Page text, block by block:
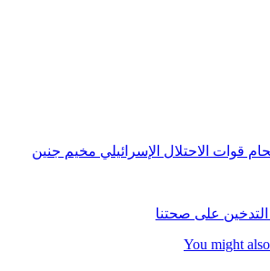
قوات الاحتلال الإسرائيلي مخيم جنين
You might